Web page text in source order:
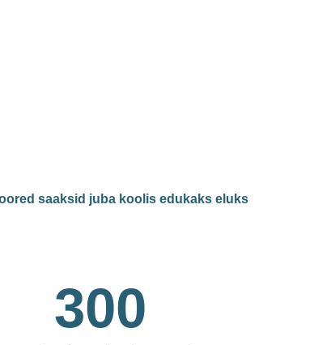
saaksid juba koolis edukaks eluks
300